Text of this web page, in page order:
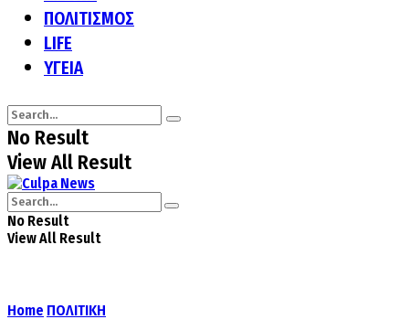
ΠΟΛΙΤΙΣΜΟΣ
LIFE
ΥΓΕΙΑ
No Result
View All Result
No Result
View All Result
Home ΠΟΛΙΤΙΚΗ